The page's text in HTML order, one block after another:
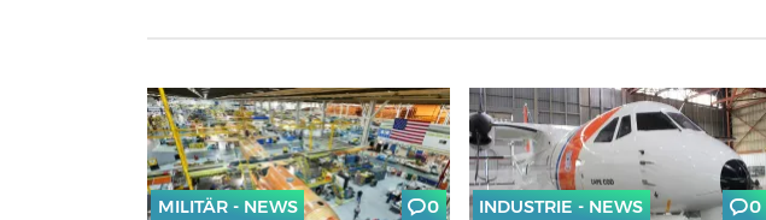
MILITÄR - NEWS 0 INDUSTRIE - NEWS 0